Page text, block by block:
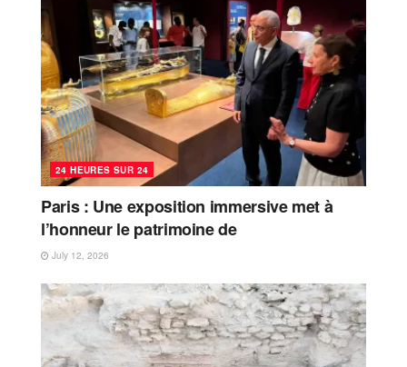
24 HEURES SUR 24
Paris : Une exposition immersive met à
l’honneur le patrimoine de
July 12, 2026